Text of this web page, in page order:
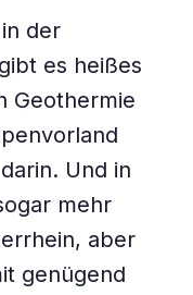
der
es heißes
Geothermie
Und in
mehr
aber
genügend